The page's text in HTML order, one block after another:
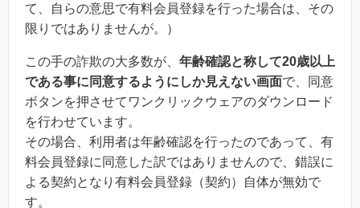
て、自らの意思で有料会員登録を行った場合は、その
限りではありませんが。）
この手の詐欺の大多数が、 年齢確認と称して20歳以上
である事に同意するようにしか見えない画面で、同意
ボタンを押させてワンクリックウェアのダウンロード
を行わせています。
その場合、利用者は年齢確認を行ったのであって、有
料会員登録に同意した訳ではありませんので、錯誤に
よる契約となり有料会員登録（契約）自体が無効で
す。